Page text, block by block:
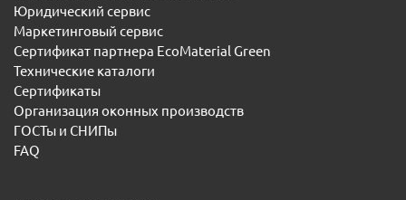
Юридический сервис
Маркетинговый сервис
Сертификат партнера EcoMaterial Green
Технические каталоги
Сертификаты
Организация оконных производств
ГОСТы и СНИПы
FAQ